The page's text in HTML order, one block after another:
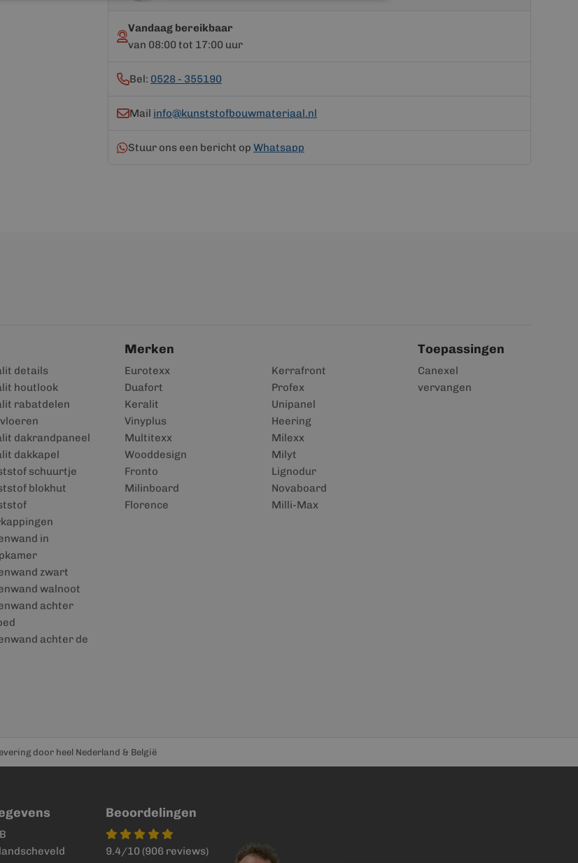
Vandaag bereikbaar
van 08:00 tot 17:00 uur
Bel: 0528 - 355190
Mail info@kunststofbouwmateriaal.nl
Stuur ons een bericht op Whatsapp
details
houtlook
rabatdelen
vloeren
dakrandpaneel
dakkapel
schuurtje
blokhut
in
zwart
walnoot
achter
achter de
Merken
Eurotexx
Duafort
Keralit
Vinyplus
Multitexx
Wooddesign
Fronto
Milinboard
Florence
Kerrafront
Profex
Unipanel
Heering
Milexx
Milyt
Lignodur
Novaboard
Milli-Max
Toepassingen
Canexel
vervangen
door heel Nederland & België
Beoordelingen
9.4/10 (906 reviews)